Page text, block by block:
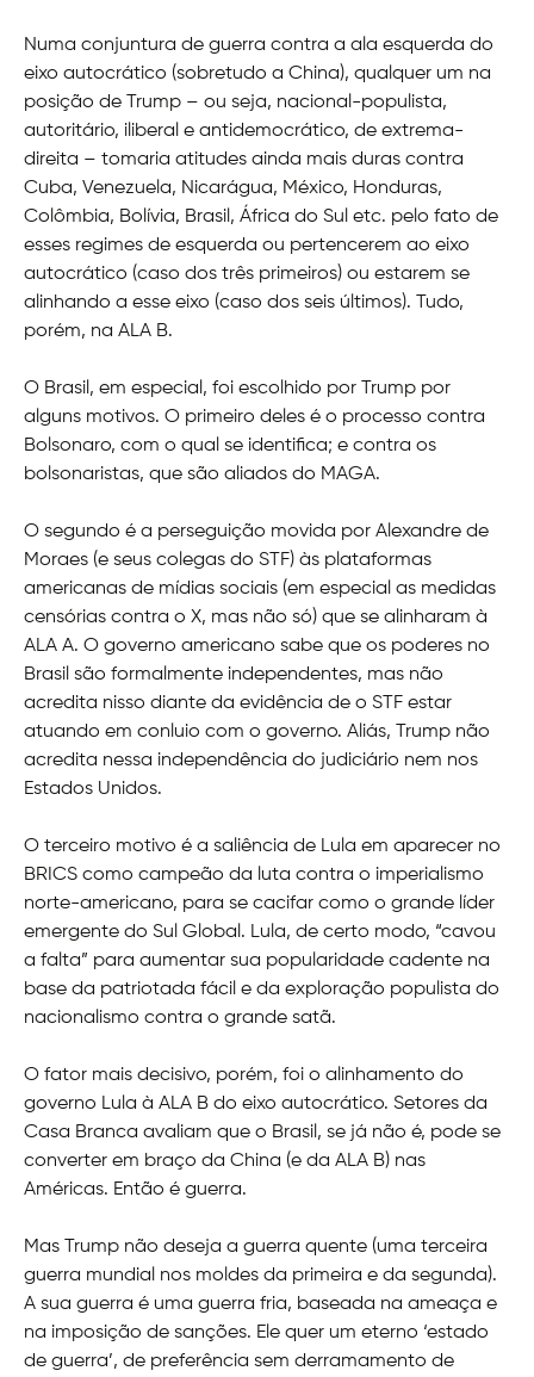
Numa conjuntura de guerra contra a ala esquerda do
eixo autocrático (sobretudo a China), qualquer um na
posição de Trump – ou seja, nacional-populista,
autoritário, iliberal e antidemocrático, de extrema-
direita – tomaria atitudes ainda mais duras contra
Cuba, Venezuela, Nicarágua, México, Honduras,
Colômbia, Bolívia, Brasil, África do Sul etc. pelo fato de
esses regimes de esquerda ou pertencerem ao eixo
autocrático (caso dos três primeiros) ou estarem se
alinhando a esse eixo (caso dos seis últimos). Tudo,
porém, na ALA B.
O Brasil, em especial, foi escolhido por Trump por
alguns motivos. O primeiro deles é o processo contra
Bolsonaro, com o qual se identifica; e contra os
bolsonaristas, que são aliados do MAGA.
O segundo é a perseguição movida por Alexandre de
Moraes (e seus colegas do STF) às plataformas
americanas de mídias sociais (em especial as medidas
censórias contra o X, mas não só) que se alinharam à
ALA A. O governo americano sabe que os poderes no
Brasil são formalmente independentes, mas não
acredita nisso diante da evidência de o STF estar
atuando em conluio com o governo. Aliás, Trump não
acredita nessa independência do judiciário nem nos
Estados Unidos.
O terceiro motivo é a saliência de Lula em aparecer no
BRICS como campeão da luta contra o imperialismo
norte-americano, para se cacifar como o grande líder
emergente do Sul Global. Lula, de certo modo, “cavou
a falta” para aumentar sua popularidade cadente na
base da patriotada fácil e da exploração populista do
nacionalismo contra o grande satã.
O fator mais decisivo, porém, foi o alinhamento do
governo Lula à ALA B do eixo autocrático. Setores da
Casa Branca avaliam que o Brasil, se já não é, pode se
converter em braço da China (e da ALA B) nas
Américas. Então é guerra.
Mas Trump não deseja a guerra quente (uma terceira
guerra mundial nos moldes da primeira e da segunda).
A sua guerra é uma guerra fria, baseada na ameaça e
na imposição de sanções. Ele quer um eterno ‘estado
de guerra’, de preferência sem derramamento de